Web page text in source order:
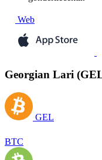
Web
Georgian Lari
GEL
BTC